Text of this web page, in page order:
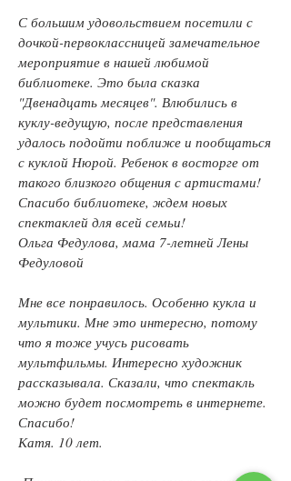
С большим удовольствием посетили с
дочкой-первоклассницей замечательное
мероприятие в нашей любимой
библиотеке. Это была сказка
"Двенадцать месяцев". Влюбились в
куклу-ведущую, после представления
удалось подойти поближе и пообщаться
с куклой Нюрой. Ребенок в восторге от
такого близкого общения с артистами!
Спасибо библиотеке, ждем новых
спектаклей для всей семьи!
Ольга Федулова, мама 7-летней Лены
Федуловой
Мне все понравилось. Особенно кукла и
мультики. Мне это интересно, потому
что я тоже учусь рисовать
мультфильмы. Интересно художник
рассказывала. Сказали, что спектакль
можно будет посмотреть в интернете.
Спасибо!
Катя. 10 лет.